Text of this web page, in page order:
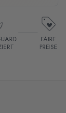
FAIRE
PREISE